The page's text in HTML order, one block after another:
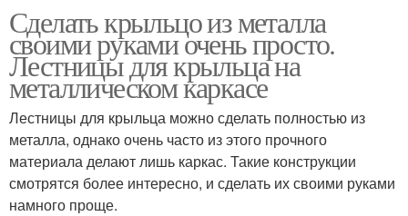
Сделать крыльцо из металла
своими руками очень просто.
Лестницы для крыльца на
металлическом каркасе
Лестницы для крыльца можно сделать полностью из
металла, однако очень часто из этого прочного
материала делают лишь каркас. Такие конструкции
смотрятся более интересно, и сделать их своими руками
намного проще.